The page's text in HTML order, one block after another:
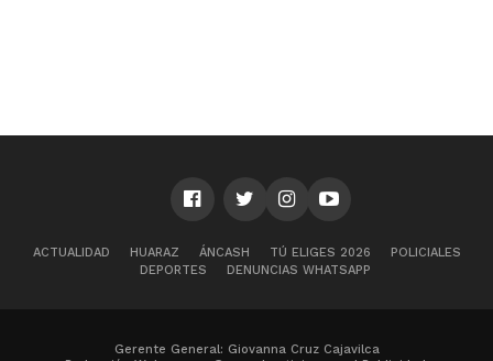
ACTUALIDAD HUARAZ ÁNCASH TÚ ELIGES 2026
POLICIALES
DEPORTES
DENUNCIAS WHATSAPP
Gerente General: Giovanna Cruz Cajavilca